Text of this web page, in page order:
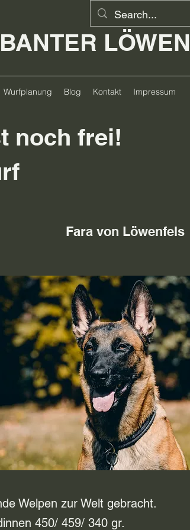
LÖWEN
Wurfplanung Blog Kontakt Impressum
Fara von Löwenfels
Welpen zur Welt gebracht.
450/ 459/ 340 gr.
noch frei!